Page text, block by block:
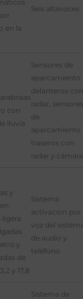
en la
Seis altavoces
con
lluvia
Sensores de
aparcamiento
delanteros con
radar, sensores
de
aparcamiento
traseros con
radar y cámara
y
ligera
y
de
y 17,8
Sistema
activacion por
voz del
de audio y
teléfono
Sistema de